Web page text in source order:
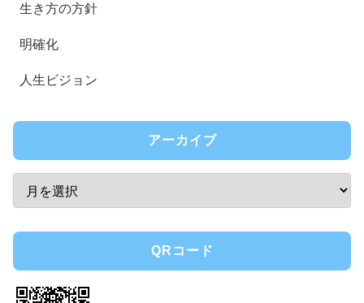
生き方の方針
明確化
人生ビジョン
アーカイブ
QRコード